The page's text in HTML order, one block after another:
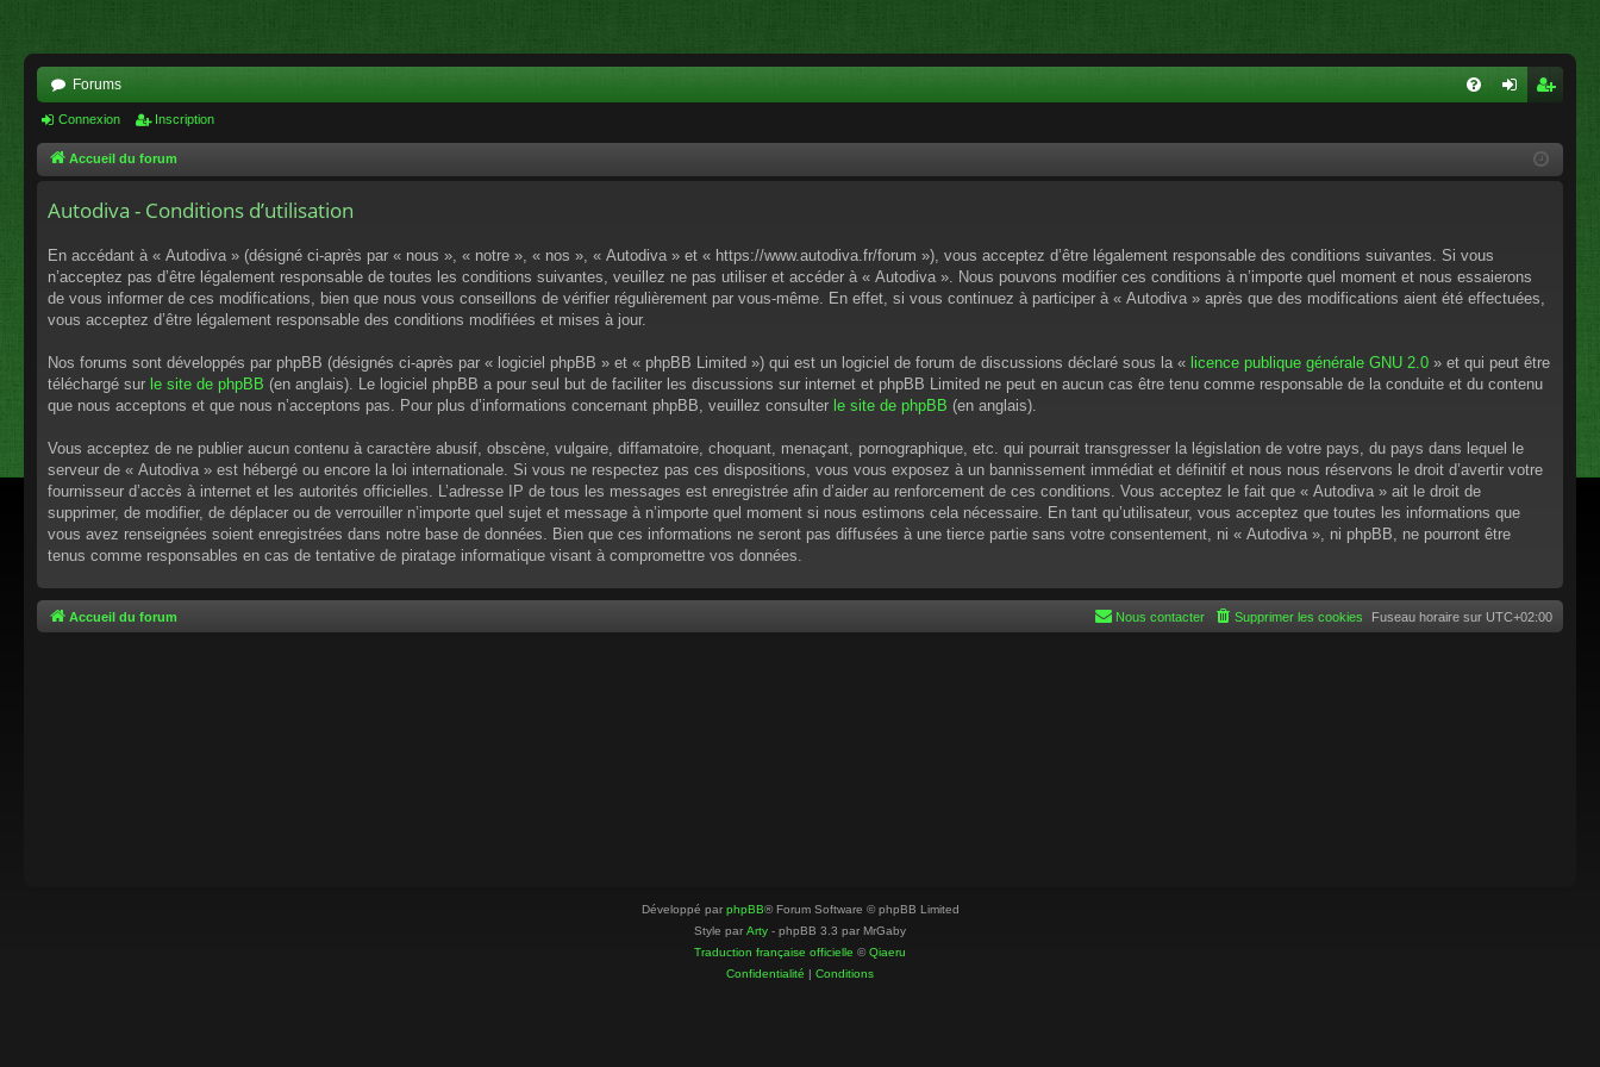
Forums
cri
Connexion Inscription
Accueil du forum
Autodiva - Conditions d’utilisation
En accédant à « Autodiva » (désigné ci-après par « nous », « notre », « nos », « Autodiva » et « https://www.autodiva.fr/forum »), vous acceptez d’être légalement responsable des conditions suivantes. Si vous
n’acceptez pas d’être légalement responsable de toutes les conditions suivantes, veuillez ne pas utiliser et accéder à « Autodiva ». Nous pouvons modifier ces conditions à n’importe quel moment et nous essaierons
de vous informer de ces modifications, bien que nous vous conseillons de vérifier régulièrement par vous-même. En effet, si vous continuez à participer à « Autodiva » après que des modifications aient été effectuées,
vous acceptez d’être légalement responsable des conditions modifiées et mises à jour.
Nos forums sont développés par phpBB (désignés ci-après par « logiciel phpBB » et « phpBB Limited ») qui est un logiciel de forum de discussions déclaré sous la « licence publique générale GNU 2.0 » et qui peut être
téléchargé sur le site de phpBB (en anglais). Le logiciel phpBB a pour seul but de faciliter les discussions sur internet et phpBB Limited ne peut en aucun cas être tenu comme responsable de la conduite et du contenu
que nous acceptons et que nous n’acceptons pas. Pour plus d’informations concernant phpBB, veuillez consulter le site de phpBB (en anglais).
Vous acceptez de ne publier aucun contenu à caractère abusif, obscène, vulgaire, diffamatoire, choquant, menaçant, pornographique, etc. qui pourrait transgresser la législation de votre pays, du pays dans lequel le
serveur de « Autodiva » est hébergé ou encore la loi internationale. Si vous ne respectez pas ces dispositions, vous vous exposez à un bannissement immédiat et définitif et nous nous réservons le droit d’avertir votre
fournisseur d’accès à internet et les autorités officielles. L’adresse IP de tous les messages est enregistrée afin d’aider au renforcement de ces conditions. Vous acceptez le fait que « Autodiva » ait le droit de
supprimer, de modifier, de déplacer ou de verrouiller n’importe quel sujet et message à n’importe quel moment si nous estimons cela nécessaire. En tant qu’utilisateur, vous acceptez que toutes les informations que
vous avez renseignées soient enregistrées dans notre base de données. Bien que ces informations ne seront pas diffusées à une tierce partie sans votre consentement, ni « Autodiva », ni phpBB, ne pourront être
tenus comme responsables en cas de tentative de piratage informatique visant à compromettre vos données.
Accueil du forum Fuseau horaire sur UTC+02:00
Supprimer les cookies
Nous contacter
Développé par phpBB® Forum Software © phpBB Limited
Style par Arty - phpBB 3.3 par MrGaby
Traduction française officielle ©Qiaeru
Confidentialité | Conditions